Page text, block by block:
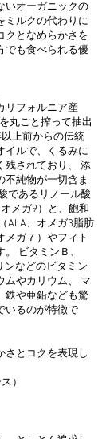
いオーガニックの
ミルクの代わりに
クとなめらかさを
でも食べられる優
リフォルニア産
丸ごと搾って抽出
上前からの伝統
イルで、くるみに
残されており、 添
不純物が一切含ま
であるリノール酸
メガ9）と、飽和
ALA、オメガ3脂肪
メガ７）やフィト
ビタミンＢ、
ンなどのビタミン
ムやカリウム、 マ
鉄や亜鉛なども驚
いるのが特徴で
さとコクを表現し
）